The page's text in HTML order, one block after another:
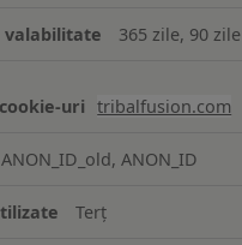
365 zile, 90 zile
tribalfusion.com
ANON_ID_old, ANON_ID
Terț